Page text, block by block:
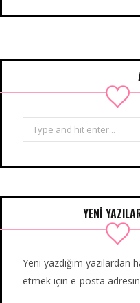
Search
for:
YENİ
Yeni yazdığım
etmek için e-posta